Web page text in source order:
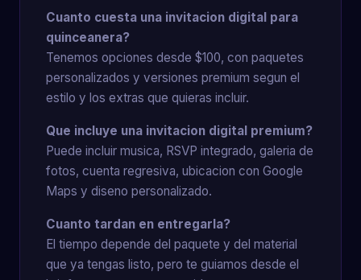
Cuanto cuesta una invitacion digital para
quinceanera?
Tenemos opciones desde $100, con paquetes
personalizados y versiones premium segun el
estilo y los extras que quieras incluir.
Que incluye una invitacion digital premium?
Puede incluir musica, RSVP integrado, galeria de
fotos, cuenta regresiva, ubicacion con Google
Maps y diseno personalizado.
Cuanto tardan en entregarla?
El tiempo depende del paquete y del material
que ya tengas listo, pero te guiamos desde el